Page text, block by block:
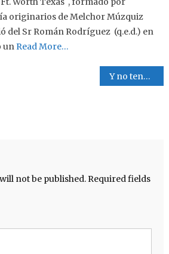
originarios de Melchor Múzquiz
del Sr Román Rodríguez (q.e.d.) en
un Read More…
Y no tengo amor
not be published. Required fields